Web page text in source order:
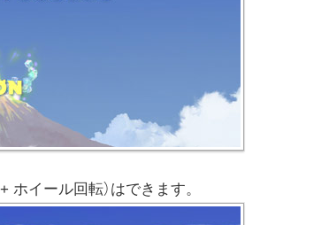
ホイール回転）はできます。